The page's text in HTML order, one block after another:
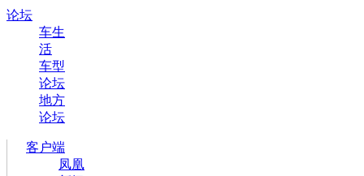
论坛
车生
活
车型
论坛
地方
论坛
客户端
凤凰